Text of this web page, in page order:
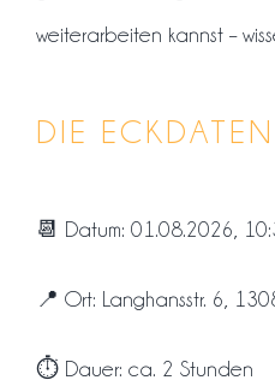
weiterarbeiten kannst –
DIE ECKDATEN
📆 Datum: 01.08.2026,
📍 Ort: Langhansstr. 6,
⏱️ Dauer: ca. 2 Stunden